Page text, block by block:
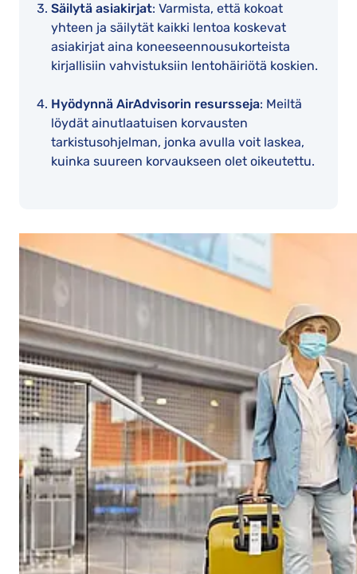
Säilytä asiakirjat: Varmista, että kokoat
yhteen ja säilytät kaikki lentoa koskevat
asiakirjat aina koneeseennousukorteista
kirjallisiin vahvistuksiin lentohäiriötä koskien.
Hyödynnä AirAdvisorin resursseja: Meiltä
löydät ainutlaatuisen korvausten
tarkistusohjelman, jonka avulla voit laskea,
kuinka suureen korvaukseen olet oikeutettu.